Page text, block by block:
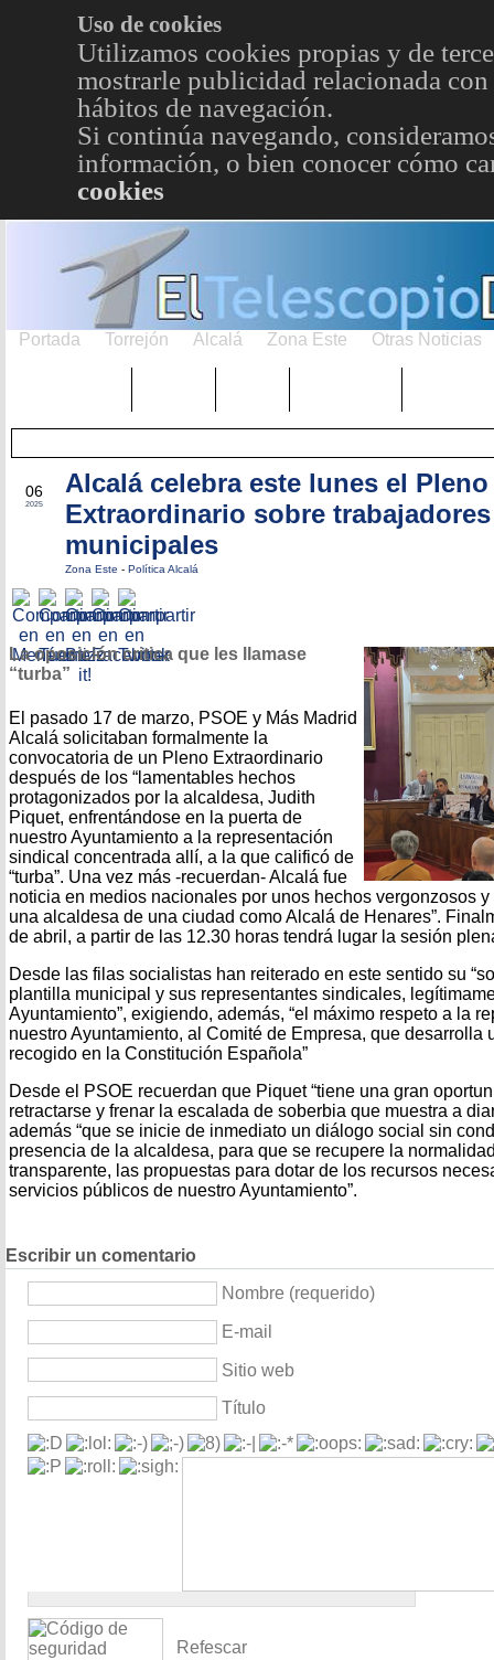
Uso de cookies
Utilizamos cookies propias y de
mostrarle publicidad relacionada
hábitos de navegación.
Si continúa navegando,
información, o bien conocer cómo
cookies
Portada Torrejón Alcalá Zona Este Otras Noticias
06
2025
Alcalá celebra este lunes el Pleno
Extraordinario sobre trabajadores
municipales
Zona Este - Política Alcalá
La oposición critica que les llamase
“turba”
El pasado 17 de marzo, PSOE y Más Madrid
Alcalá solicitaban formalmente la
convocatoria de un Pleno Extraordinario
después de los “lamentables hechos
protagonizados por la alcaldesa, Judith
Piquet, enfrentándose en la puerta de
nuestro Ayuntamiento a la representación
sindical concentrada allí, a la que calificó de
“turba”. Una vez más -recuerdan- Alcalá fue
noticia en medios nacionales por unos hechos vergonzosos
una alcaldesa de una ciudad como Alcalá de Henares”.
de abril, a partir de las 12.30 horas tendrá lugar la sesión
Desde las filas socialistas han reiterado en este sentido su
plantilla municipal y sus representantes sindicales,
Ayuntamiento”, exigiendo, además, “el máximo respeto a la
nuestro Ayuntamiento, al Comité de Empresa, que desarrolla
recogido en la Constitución Española”
Desde el PSOE recuerdan que Piquet “tiene una gran
retractarse y frenar la escalada de soberbia que muestra a
además “que se inicie de inmediato un diálogo social sin
presencia de la alcaldesa, para que se recupere la
transparente, las propuestas para dotar de los recursos
servicios públicos de nuestro Ayuntamiento”.
Escribir un comentario
Nombre (requerido)
E-mail
Sitio web
Título
Refescar